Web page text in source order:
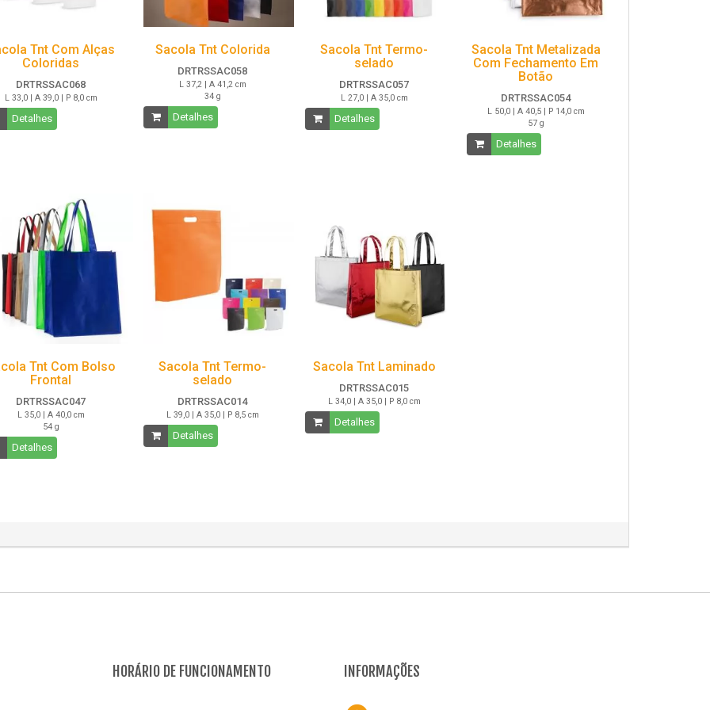
Tnt Com Alças
Coloridas
DRTRSSAC068
L 33,0 | A 39,0 | P 8,0 cm
Detalhes
Sacola Tnt Colorida
DRTRSSAC058
L 37,2 | A 41,2 cm
34 g
Detalhes
Sacola Tnt Termo-
selado
DRTRSSAC057
L 27,0 | A 35,0 cm
Detalhes
Sacola Tnt Metalizada
Com Fechamento Em
Botão
DRTRSSAC054
L 50,0 | A 40,5 | P 14,0 cm
57 g
Detalhes
Tnt Com Bolso
Frontal
DRTRSSAC047
L 35,0 | A 40,0 cm
54 g
Detalhes
Sacola Tnt Termo-
selado
DRTRSSAC014
L 39,0 | A 35,0 | P 8,5 cm
Detalhes
Sacola Tnt Laminado
DRTRSSAC015
L 34,0 | A 35,0 | P 8,0 cm
Detalhes
HORÁRIO DE FUNCIONAMENTO INFORMAÇÕES